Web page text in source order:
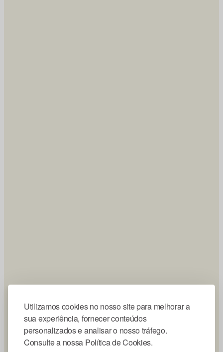
Utilizamos cookies no nosso site para melhorar a
sua experiência, fornecer conteúdos
personalizados e analisar o nosso tráfego.
Consulte a nossa Política de Cookies.